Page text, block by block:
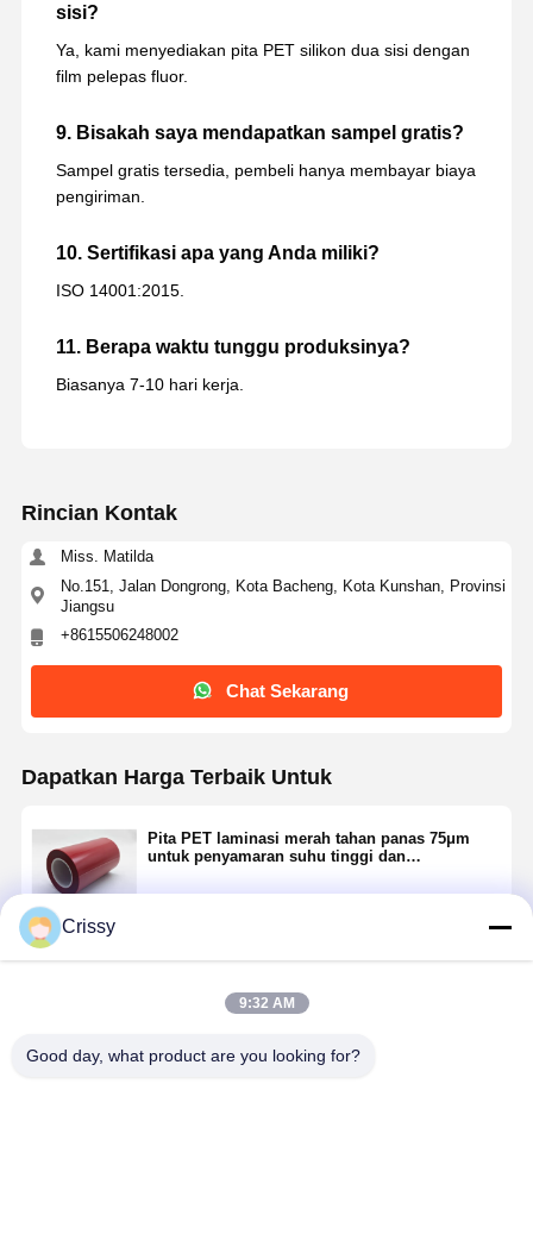
sisi?
Ya, kami menyediakan pita PET silikon dua sisi dengan
film pelepas fluor.
9. Bisakah saya mendapatkan sampel gratis?
Sampel gratis tersedia, pembeli hanya membayar biaya
pengiriman.
10. Sertifikasi apa yang Anda miliki?
ISO 14001:2015.
11. Berapa waktu tunggu produksinya?
Biasanya 7-10 hari kerja.
Rincian Kontak
Miss. Matilda
No.151, Jalan Dongrong, Kota Bacheng, Kota Kunshan, Provinsi
Jiangsu
+8615506248002
Chat Sekarang
Dapatkan Harga Terbaik Untuk
Pita PET laminasi merah tahan panas 75μm
untuk penyamaran suhu tinggi dan
Terus
Crissy
9:32 AM
Good day, what product are you looking for?